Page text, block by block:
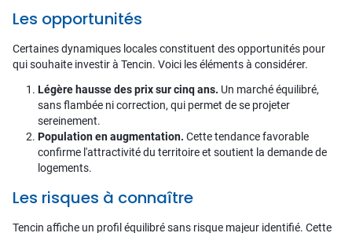
Les opportunités
Certaines dynamiques locales constituent des opportunités pour
qui souhaite investir à Tencin. Voici les éléments à considérer.
Légère hausse des prix sur cinq ans. Un marché équilibré,
sans flambée ni correction, qui permet de se projeter
sereinement.
Population en augmentation. Cette tendance favorable
confirme l'attractivité du territoire et soutient la demande de
logements.
Les risques à connaître
Tencin affiche un profil équilibré sans risque majeur identifié. Cette